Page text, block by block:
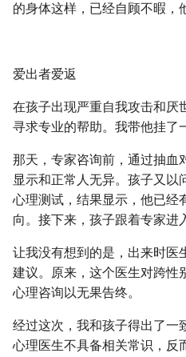
的身体这样，已经自顾不暇，
爱出者爱返
在孩子出现严重自我攻击和厌
寻求专业的帮助。我带他挂了
那天，专家咨询前，通过抽血
显示和正常人无异。孩子又以
心理测试，结果显示，他已经
向。接下来，孩子跟着专家进
让我没有想到的是，出来时医
建议。原来，这个医生对跨性
心理咨询以无果告终。
经过这次，我和孩子得出了
心理医生不具备相关常识，反